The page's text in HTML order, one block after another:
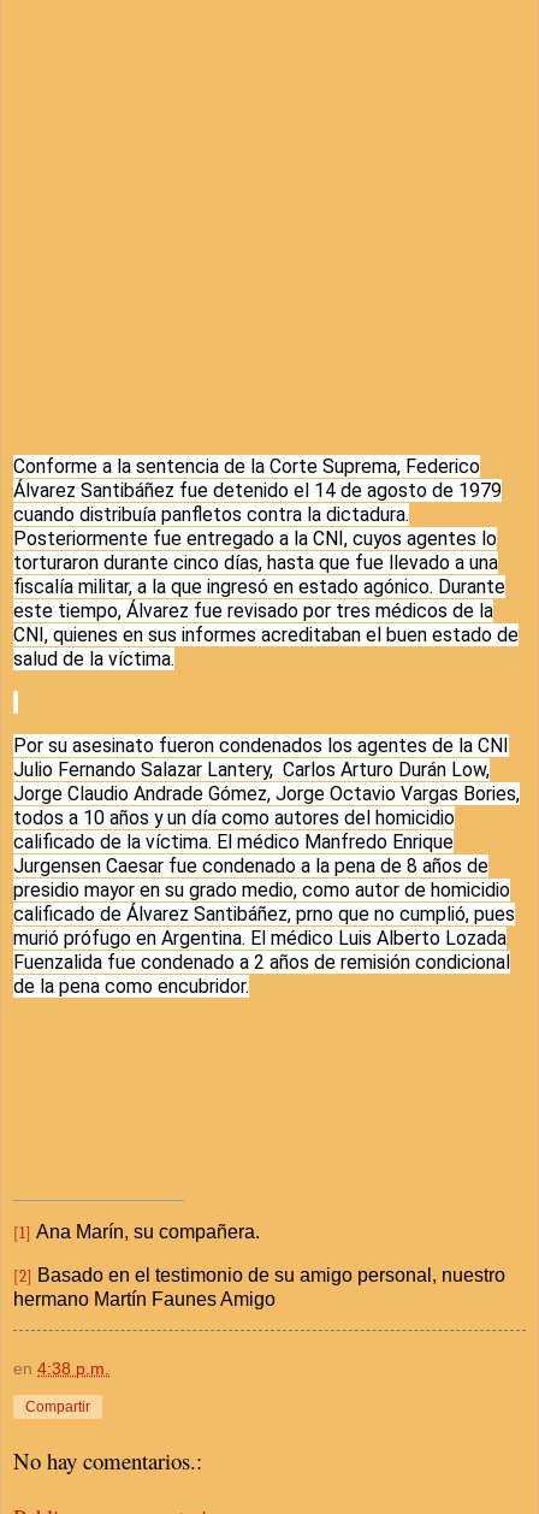
Conforme a la sentencia de la Corte Suprema, Federico
Álvarez Santibáñez fue detenido el 14 de agosto de 1979
cuando distribuía panfletos contra la dictadura.
Posteriormente fue entregado a la CNI, cuyos agentes lo
torturaron durante cinco días, hasta que fue llevado a una
fiscalía militar, a la que ingresó en estado agónico. Durante
este tiempo, Álvarez fue revisado por tres médicos de la
CNI, quienes en sus informes acreditaban el buen estado de
salud de la víctima.
Por su asesinato fueron condenados los agentes de la CNI
Julio Fernando Salazar Lantery, Carlos Arturo Durán Low,
Jorge Claudio Andrade Gómez, Jorge Octavio Vargas Bories,
todos a 10 años y un día como autores del homicidio
calificado de la víctima. El médico Manfredo Enrique
Jurgensen Caesar fue condenado a la pena de 8 años de
presidio mayor en su grado medio, como autor de homicidio
calificado de Álvarez Santibáñez, prno que no cumplió, pues
murió prófugo en Argentina. El médico Luis Alberto Lozada
Fuenzalida fue condenado a 2 años de remisión condicional
de la pena como encubridor.
[1] Ana Marín, su compañera.
[2] Basado en el testimonio de su amigo personal, nuestro
hermano Martín Faunes Amigo
en 4:38 p.m.
Compartir
No hay comentarios.: